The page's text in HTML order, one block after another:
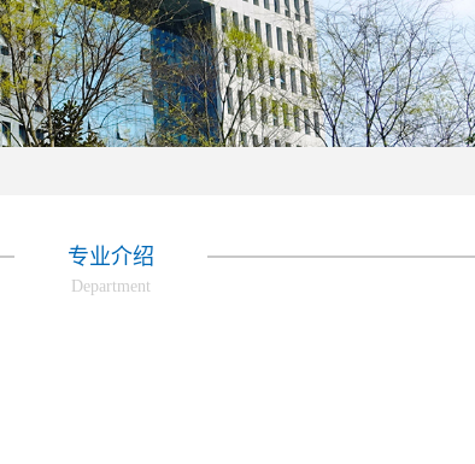
专业介绍
Department